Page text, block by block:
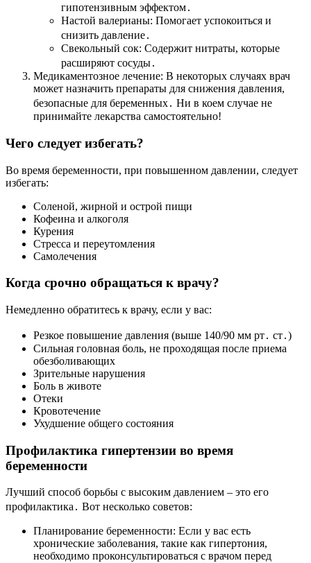
гипотензивным эффектом․
Настой валерианы: Помогает успокоиться и
снизить давление․
Свекольный сок: Содержит нитраты, которые
расширяют сосуды․
Медикаментозное лечение: В некоторых случаях врач
может назначить препараты для снижения давления,
безопасные для беременных․ Ни в коем случае не
принимайте лекарства самостоятельно!
Чего следует избегать?
Во время беременности, при повышенном давлении, следует
избегать:
Соленой, жирной и острой пищи
Кофеина и алкоголя
Курения
Стресса и переутомления
Самолечения
Когда срочно обращаться к врачу?
Немедленно обратитесь к врачу, если у вас:
Резкое повышение давления (выше 140/90 мм рт․ ст․)
Сильная головная боль, не проходящая после приема
обезболивающих
Зрительные нарушения
Боль в животе
Отеки
Кровотечение
Ухудшение общего состояния
Профилактика гипертензии во время
беременности
Лучший способ борьбы с высоким давлением – это его
профилактика․ Вот несколько советов:
Планирование беременности: Если у вас есть
хронические заболевания, такие как гипертония,
необходимо проконсультироваться с врачом перед